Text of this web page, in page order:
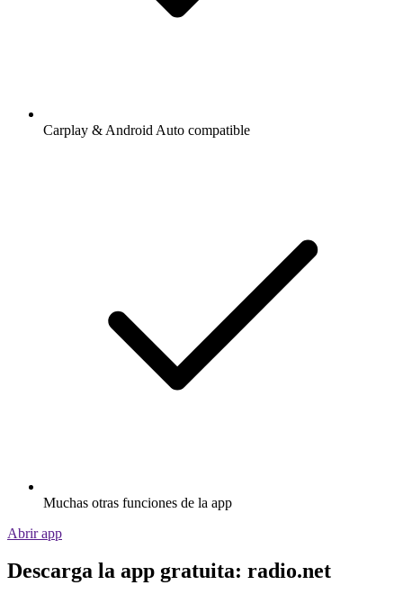
Carplay & Android Auto compatible
Muchas otras funciones de la app
Abrir app
Descarga la app gratuita: radio.net